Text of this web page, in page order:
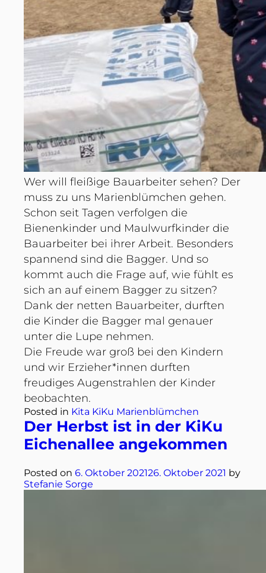
Wer will fleißige Bauarbeiter sehen? Der
muss zu uns Marienblümchen gehen.
Schon seit Tagen verfolgen die
Bienenkinder und Maulwurfkinder die
Bauarbeiter bei ihrer Arbeit. Besonders
spannend sind die Bagger. Und so
kommt auch die Frage auf, wie fühlt es
sich an auf einem Bagger zu sitzen?
Dank der netten Bauarbeiter, durften
die Kinder die Bagger mal genauer
unter die Lupe nehmen.
Die Freude war groß bei den Kindern
und wir Erzieher*innen durften
freudiges Augenstrahlen der Kinder
beobachten.
Posted in Kita KiKu Marienblümchen
Der Herbst ist in der KiKu
Eichenallee angekommen
Posted on 6. Oktober 202126. Oktober 2021 by
Stefanie Sorge